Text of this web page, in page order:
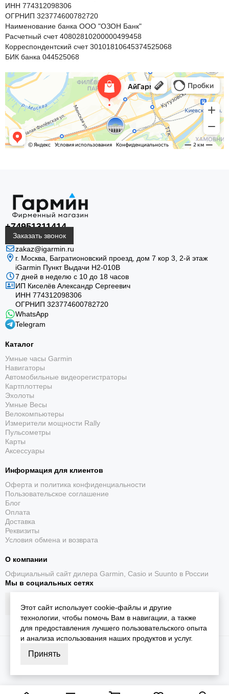
ИНН 774312098306
ОГРНИП 323774600782720
Наименование банка ООО "ОЗОН Банк"
Расчетный счет 40802810200000499458
Корреспондентский счет 30101810645374525068
БИК банка 044525068
+74951311414
Заказать звонок
zakaz@igarmin.ru
г. Москва, Багратионовский проезд, дом 7 кор 3, 2-й этаж
iGarmin Пункт Выдачи Н2-010В
7 дней в неделю с 10 до 18 часов
ИП Киселёв Александр Сергеевич
ИНН 774312098306
ОГРНИП 323774600782720
WhatsApp
Telegram
Каталог
Умные часы Garmin
Навигаторы
Автомобильные видеорегистраторы
Картплоттеры
Эхолоты
Умные Весы
Велокомпьютеры
Измерители мощности Rally
Пульсометры
Карты
Аксессуары
Информация для клиентов
Оферта и политика конфиденциальности
Пользовательское соглашение
Блог
Оплата
Доставка
Реквизиты
Условия обмена и возврата
О компании
Официальный сайт дилера Garmin, Casio и Suunto в России
Мы в социальных сетях
Этот сайт использует cookie-файлы и другие
технологии, чтобы помочь Вам в навигации, а также
для предоставления лучшего пользовательского опыта
и анализа использования наших продуктов и услуг.
Принять